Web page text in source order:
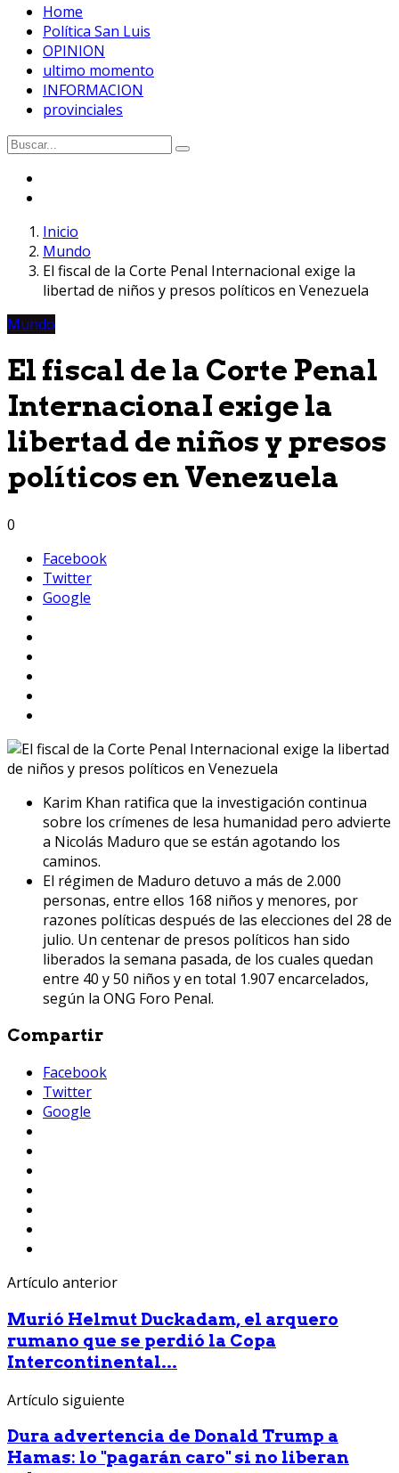
Home
Política San Luis
OPINION
ultimo momento
INFORMACION
provinciales
Inicio
Mundo
El fiscal de la Corte Penal InternacionaI exige la
libertad de niños y presos políticos en Venezuela
Mundo
El fiscal de la Corte Penal
InternacionaI exige la
libertad de niños y presos
políticos en Venezuela
0
Facebook
Twitter
Google
Karim Khan ratifica que la investigación continua
sobre los crímenes de lesa humanidad pero advierte
a Nicolás Maduro que se están agotando los
caminos.
El régimen de Maduro detuvo a más de 2.000
personas, entre ellos 168 niños y menores, por
razones políticas después de las elecciones del 28 de
julio. Un centenar de presos políticos han sido
liberados la semana pasada, de los cuales quedan
entre 40 y 50 niños y en total 1.907 encarcelados,
según la ONG Foro Penal.
Compartir
Facebook
Twitter
Google
Artículo anterior
Murió Helmut Duckadam, el arquero
rumano que se perdió la Copa
Intercontinental...
Artículo siguiente
Dura advertencia de Donald Trump a
Hamas: lo "pagarán caro" si no liberan